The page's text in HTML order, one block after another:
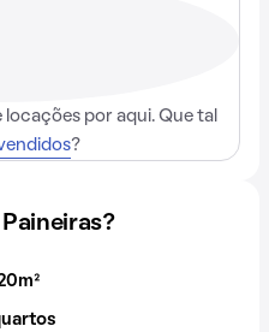
por aqui. Que tal
?